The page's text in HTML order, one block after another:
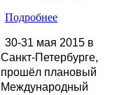
Подробнее
30-31 мая 2015 в
Санкт-Петербурге,
прошёл плановый
Международный